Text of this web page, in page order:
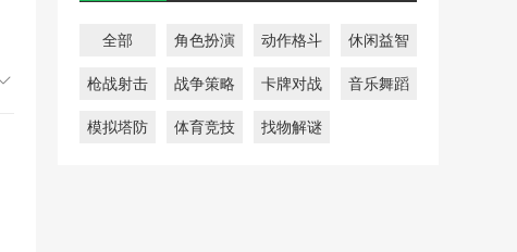
全部 角色扮演 动作格斗 休闲益智
枪战射击 战争策略 卡牌对战 音乐舞蹈
模拟塔防 体育竞技 找物解谜